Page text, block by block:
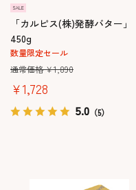
「カルピス(株)発酵バター」
450g
数量限定セール
￥1,728
通常価格 ￥1,890
5.0 （5）